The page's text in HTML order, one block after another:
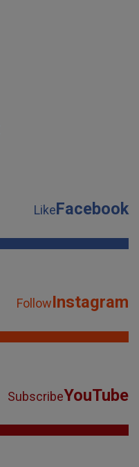
LikeFacebook
FollowInstagram
SubscribeYouTube